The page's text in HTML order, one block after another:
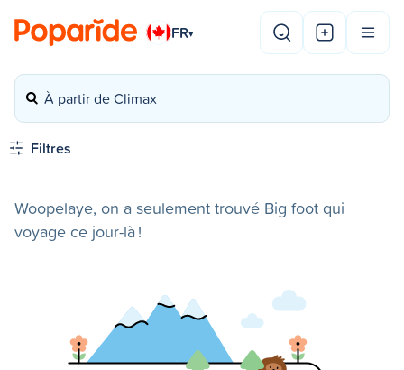
FR▾
À partir de Climax
Filtres
Woopelaye, on a seulement trouvé Big foot qui
voyage ce jour-là !